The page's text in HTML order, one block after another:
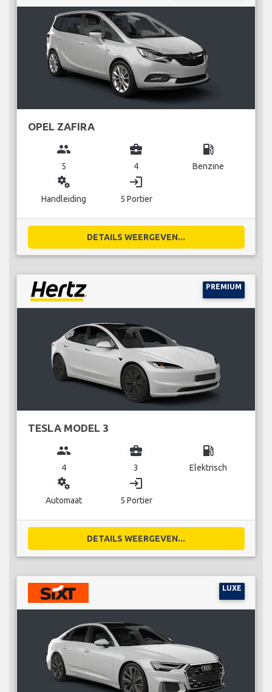
OPEL ZAFIRA
group
5
business_center
4
local_gas_station
Benzine
miscellaneous_services
Handleiding
login
5 Portier
DETAILS WEERGEVEN...
PREMIUM
TESLA MODEL 3
group
4
business_center
3
local_gas_station
Elektrisch
miscellaneous_services
Automaat
login
5 Portier
DETAILS WEERGEVEN...
LUXE